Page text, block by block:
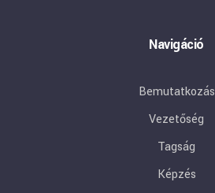
Navigáció
Bemutatkozás
Vezetőség
Tagság
Képzés